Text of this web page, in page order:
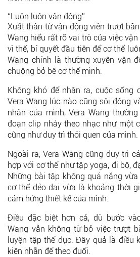
“Luôn luôn vận động”
Xuất thân từ vận động viên trượt
Wang hiểu rất rõ vai trò của việc
vì thế, bí quyết đầu tiên để cơ thể
Wang chính là thường xuyên vận
chuộng bỏ bê cơ thể mình.
Không khó để nhận ra, cuộc sống
Vera Wang lúc nào cũng sôi động
nhân của mình, Vera Wang
đoạn clip nhảy theo nhạc như một
cũng như duy trì thói quen của mình.
Ngoài ra, Vera Wang cũng duy trì
hợp với cơ thể như tập yoga, đi bộ,
Những bài tập không quá nặng
cơ thể dẻo dai vừa là khoảng thời
cảm hứng thiết kế của mình.
Điều đặc biệt hơn cả, dù bước
Wang vẫn không từ bỏ việc trượt
luyện tập thể dục. Đây quả là điều
kiên nhẫn để theo đuổi.